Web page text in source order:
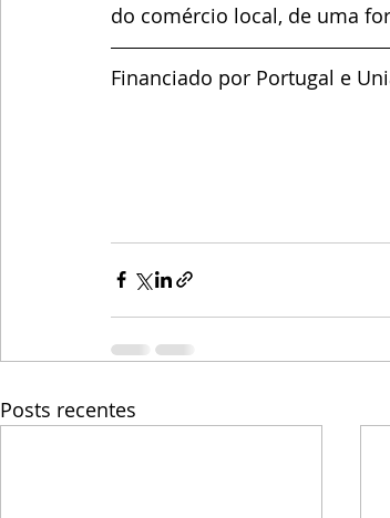
do comércio local, de uma
Financiado por Portugal e
Posts recentes